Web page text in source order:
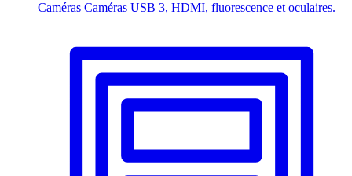
Caméras Caméras USB 3, HDMI, fluorescence et oculaires.